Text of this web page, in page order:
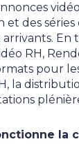
et des
arrivants.
RH,
pour
la
la